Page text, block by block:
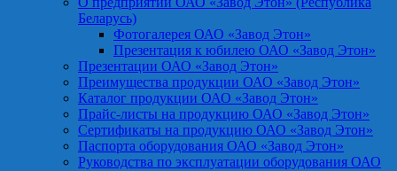
Беларусь)
Фотогалерея ОАО «Завод Этон»
Презентация к юбилею ОАО «Завод Этон»
Презентации ОАО «Завод Этон»
Преимущества продукции ОАО «Завод Этон»
Каталог продукции ОАО «Завод Этон»
Прайс-листы на продукцию ОАО «Завод Этон»
Сертификаты на продукцию ОАО «Завод Этон»
Паспорта оборудования ОАО «Завод Этон»
Руководства по эксплуатации оборудования ОАО